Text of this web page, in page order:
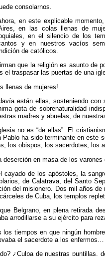
consolarnos.
en este explicable
en las colas llenas de
en el silencio de los
y en nuestros vacíos
de católicos.
que la religión es asunto de
el traspasar las puertas de una
llenas de mujeres!
están ellas, sosteniendo
gota de sobrenaturalidad
madres y abuelas, de
no es “de ellas”. El
Pablo ha sido terminante en este
los obispos, los sacerdotes, los
deserción en masa de los
cayado de los apóstoles, la
de Calatrava, del Santo
del misionero. Dos mil años
de Cuba, los templos
Belgrano, en plena retirada
arrodillarse a su ejército para
los tiempos en que ningún
el sacerdote a los enfermos…
¿Culpa de nuestras puntillas,